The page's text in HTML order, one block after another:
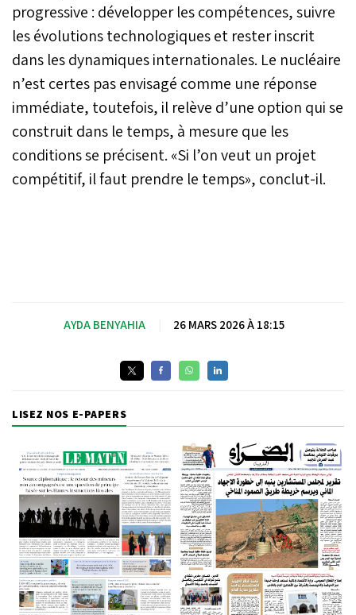
progressive : développer les compétences, suivre
les évolutions technologiques et rester inscrit
dans les dynamiques internationales. Le nucléaire
n’est certes pas envisagé comme une réponse
immédiate, toutefois, il relève d’une option qui se
construit dans le temps, à mesure que les
conditions se précisent. «Si l’on veut un projet
compétitif, il faut prendre le temps», conclut-il.
AYDA BENYAHIA 26 MARS 2026 À 18:15
LISEZ NOS E-PAPERS